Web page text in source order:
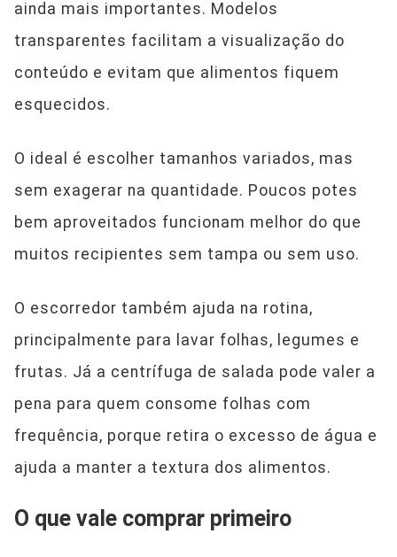
ainda mais importantes. Modelos
transparentes facilitam a visualização do
conteúdo e evitam que alimentos fiquem
esquecidos.
O ideal é escolher tamanhos variados, mas
sem exagerar na quantidade. Poucos potes
bem aproveitados funcionam melhor do que
muitos recipientes sem tampa ou sem uso.
O escorredor também ajuda na rotina,
principalmente para lavar folhas, legumes e
frutas. Já a centrífuga de salada pode valer a
pena para quem consome folhas com
frequência, porque retira o excesso de água e
ajuda a manter a textura dos alimentos.
O que vale comprar primeiro